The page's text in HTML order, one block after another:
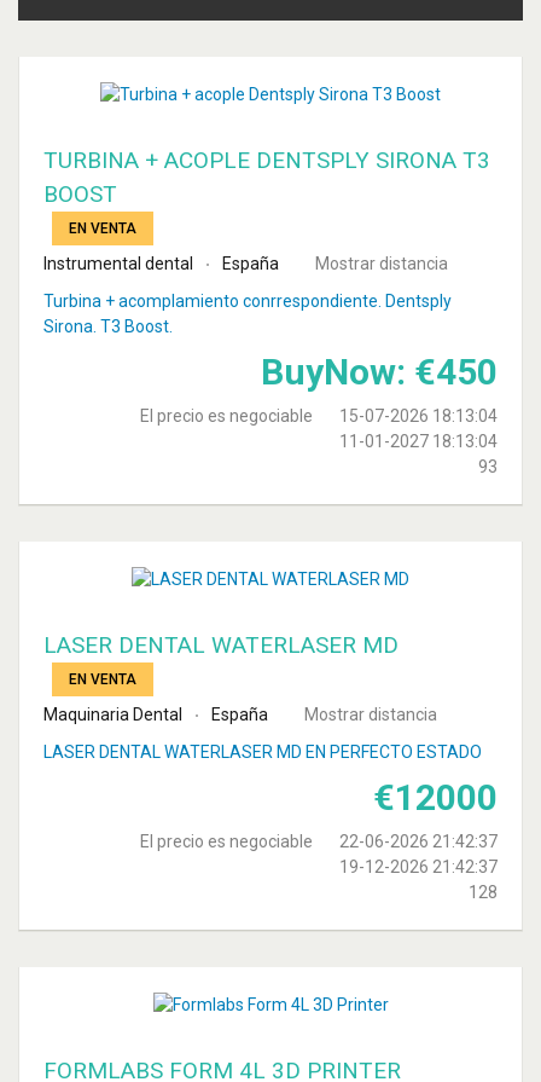
TURBINA + ACOPLE DENTSPLY SIRONA T3
BOOST
EN VENTA
Instrumental dental España
Mostrar distancia
Turbina + acomplamiento conrrespondiente. Dentsply
Sirona. T3 Boost.
BuyNow: €450
El precio es negociable
15-07-2026 18:13:04
11-01-2027 18:13:04
93
LASER DENTAL WATERLASER MD
EN VENTA
Maquinaria Dental España
Mostrar distancia
LASER DENTAL WATERLASER MD EN PERFECTO ESTADO
€12000
El precio es negociable
22-06-2026 21:42:37
19-12-2026 21:42:37
128
FORMLABS FORM 4L 3D PRINTER